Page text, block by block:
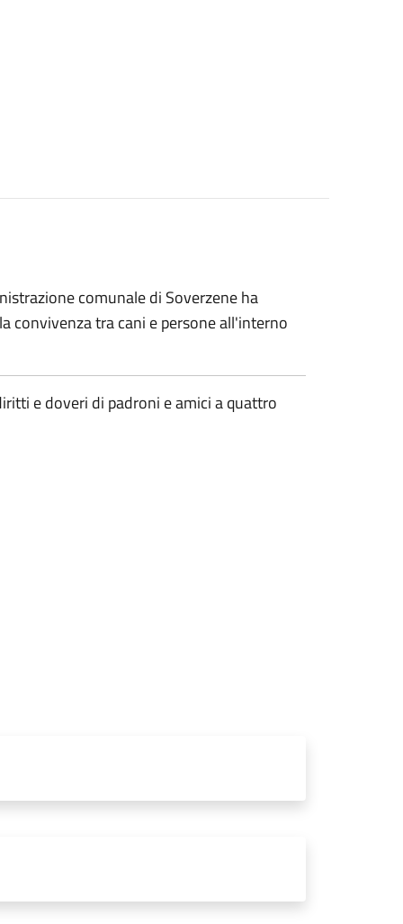
comunale di Soverzene ha
convivenza tra cani e persone all'interno
e doveri di padroni e amici a quattro